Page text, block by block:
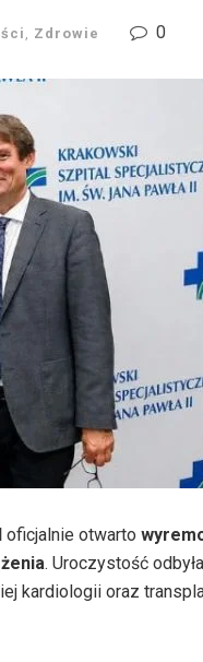
, Zdrowie 0
oficjalnie otwarto
. Uroczystość
kardiologii oraz